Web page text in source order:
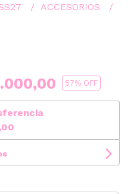
ACCESORIOS
57% OFF